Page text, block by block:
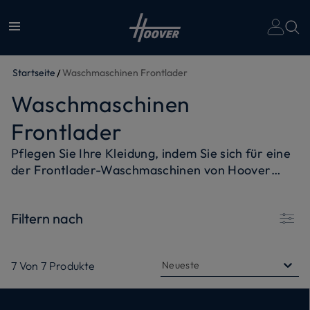
Startseite Waschmaschinen Frontlader
Waschmaschinen
Frontlader
Pflegen Sie Ihre Kleidung, indem Sie sich für eine
der Frontlader-Waschmaschinen von Hoover
Reinigung und Pflege der Stoffe und Farben Ihrer
Frontlader-Waschmaschinen zuverlässig und
langlebig. Außerdem optimieren sie den Wasser-
Filtern nach
7 Von 7 Produkte Neueste